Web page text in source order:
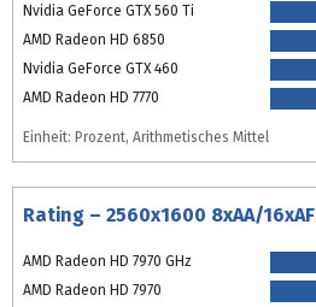
Nvidia GeForce GTX 560 Ti
AMD Radeon HD 6850
Nvidia GeForce GTX 460
AMD Radeon HD 7770
Einheit: Prozent, Arithmetisches Mittel
Rating – 2560x1600 8xAA/16xAF
AMD Radeon HD 7970 GHz
AMD Radeon HD 7970